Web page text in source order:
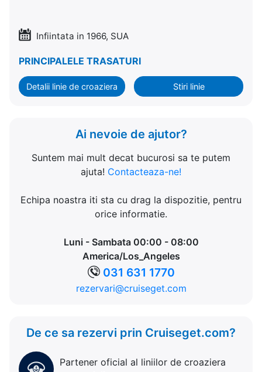
Infiintata in 1966, SUA
PRINCIPALELE TRASATURI
Detalii linie de croaziera Stiri linie
Ai nevoie de ajutor?
Suntem mai mult decat bucurosi sa te putem
ajuta! Contacteaza-ne!
Echipa noastra iti sta cu drag la dispozitie, pentru
orice informatie.
Luni - Sambata 00:00 - 08:00
America/Los_Angeles
031 631 1770
rezervari@cruiseget.com
De ce sa rezervi prin Cruiseget.com?
Partener oficial al liniilor de croaziera